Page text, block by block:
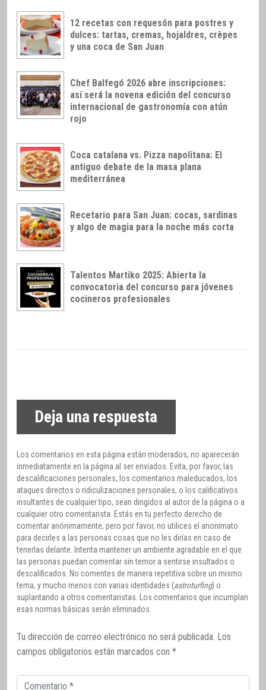
12 recetas con requesón para postres y
dulces: tartas, cremas, hojaldres, crêpes
y una coca de San Juan
Chef Balfegó 2026 abre inscripciones:
así será la novena edición del concurso
internacional de gastronomía con atún
rojo
Coca catalana vs. Pizza napolitana: El
antiguo debate de la masa plana
mediterránea
Recetario para San Juan: cocas, sardinas
y algo de magia para la noche más corta
Talentos Martiko 2025: Abierta la
convocatoria del concurso para jóvenes
cocineros profesionales
Deja una respuesta
Los comentarios en esta página están moderados, no aparecerán
inmediatamente en la página al ser enviados. Evita, por favor, las
descalificaciones personales, los comentarios maleducados, los
ataques directos o ridiculizaciones personales, o los calificativos
insultantes de cualquier tipo, sean dirigidos al autor de la página o a
cualquier otro comentarista. Estás en tu perfecto derecho de
comentar anónimamente, pero por favor, no utilices el anonimato
para decirles a las personas cosas que no les dirías en caso de
tenerlas delante. Intenta mantener un ambiente agradable en el que
las personas puedan comentar sin temor a sentirse insultados o
descalificados. No comentes de manera repetitiva sobre un mismo
tema, y mucho menos con varias identidades (astroturfing) o
suplantando a otros comentaristas. Los comentarios que incumplan
esas normas básicas serán eliminados.
Tu dirección de correo electrónico no será publicada. Los
campos obligatorios están marcados con *
Comentario